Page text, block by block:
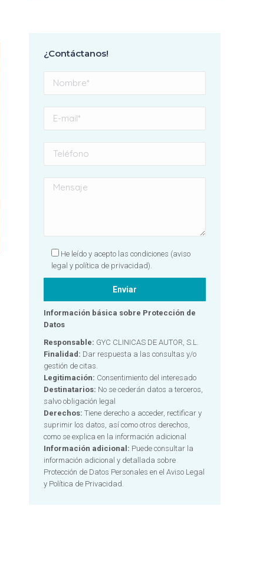
¿Contáctanos!
He leído y acepto las condiciones (aviso
legal y política de privacidad).
Información básica sobre Protección de
Datos
Responsable: GYC CLINICAS DE AUTOR, S.L.
Finalidad: Dar respuesta a las consultas y/o
gestión de citas.
Legitimación: Consentimiento del interesado
Destinatarios: No se cederán datos a terceros,
salvo obligación legal
Derechos: Tiene derecho a acceder, rectificar y
suprimir los datos, así como otros derechos,
como se explica en la información adicional
Información adicional: Puede consultar la
información adicional y detallada sobre
Protección de Datos Personales en el Aviso Legal
y Política de Privacidad.